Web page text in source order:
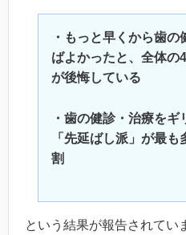
・もっと早くから歯
ばよかったと、全体の
が後悔している
・歯の健診・治療を
「先延ばし派」が最
割
という結果が報告されてい